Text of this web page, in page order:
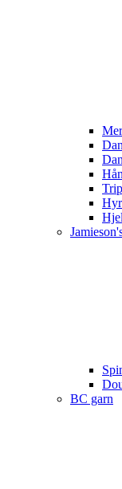
BC garn